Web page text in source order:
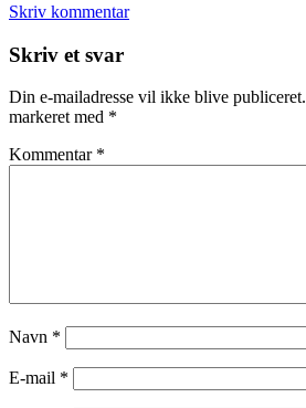
Skriv kommentar
Læserinteraktioner
Skriv et svar
Din e-mailadresse vil ikke blive publiceret.
markeret med *
Kommentar *
Navn *
E-mail *